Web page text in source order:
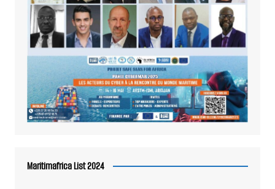
Maritimafrica List 2024